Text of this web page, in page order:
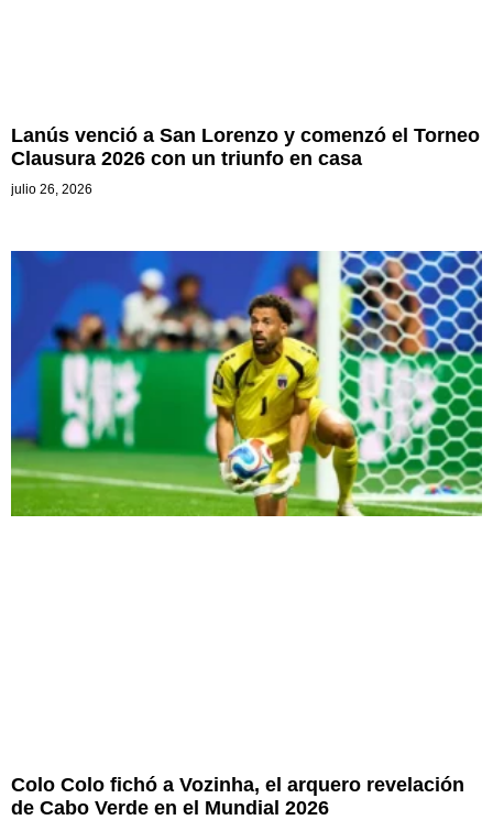
Lanús venció a San Lorenzo y comenzó el Torneo
Clausura 2026 con un triunfo en casa
julio 26, 2026
Colo Colo fichó a Vozinha, el arquero revelación
de Cabo Verde en el Mundial 2026